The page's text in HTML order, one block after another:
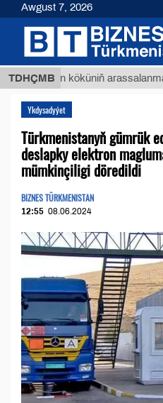
TDHÇMBköküniň arassalanmadyk
Ykdysadyýet
Türkmenistanyň gümrük
deslapky elektron
mümkinçiligi döredildi
BIZNES TÜRKMENISTAN
12:55 08.06.2024
Awgust 7, 2026